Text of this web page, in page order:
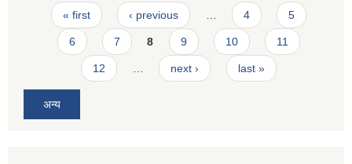
Pages
« first ‹ previous 4 5
6 7 8 9 10 11
12 next › last »
अन्य